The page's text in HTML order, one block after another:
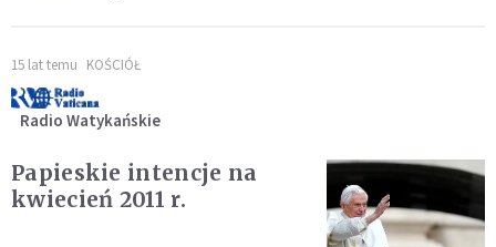
15 lat temu KOŚCIÓŁ
Radio Watykańskie
Papieskie intencje na
kwiecień 2011 r.